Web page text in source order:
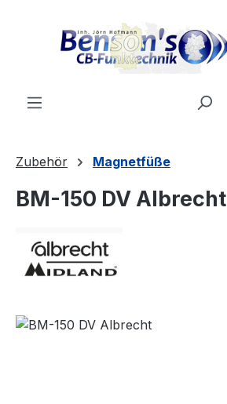
Zubehör Magnetfüße
BM-150 DV Albrecht
Bildergalerie überspringen